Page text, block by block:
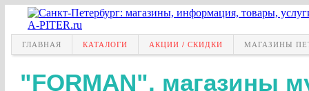
ГЛАВНАЯ КАТАЛОГИ АКЦИИ / СКИДКИ МАГАЗИНЫ
"FORMAN", магазины